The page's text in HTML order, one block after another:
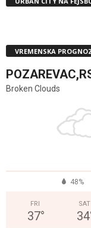
VREMENSKA
Broken Clouds
48%
FRI
37°
SAT
34